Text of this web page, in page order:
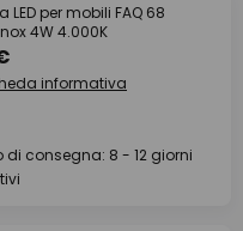
LED per mobili FAQ 68
4W 4.000K
informativa
di consegna: 8 - 12 giorni